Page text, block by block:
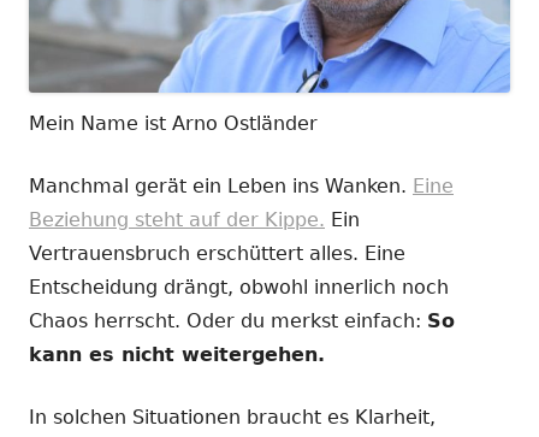
Mein Name ist Arno Ostländer
Manchmal gerät ein Leben ins Wanken. Eine
Beziehung steht auf der Kippe. Ein
Vertrauensbruch erschüttert alles. Eine
Entscheidung drängt, obwohl innerlich noch
Chaos herrscht. Oder du merkst einfach: So
kann es nicht weitergehen.
In solchen Situationen braucht es Klarheit,